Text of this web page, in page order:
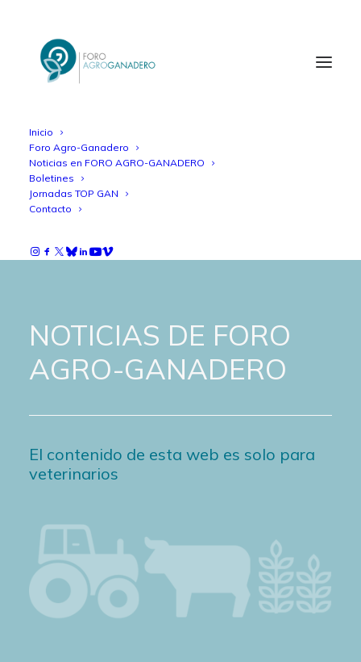
Inicio
Foro Agro-Ganadero
Noticias en FORO AGRO-GANADERO
Boletines
Jornadas TOP GAN
Contacto
NOTICIAS DE FORO
AGRO-GANADERO
El contenido de esta web es solo para
veterinarios